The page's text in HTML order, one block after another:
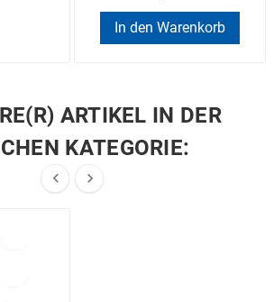
In den Warenkorb
ARTIKEL IN DER
KATEGORIE:
 